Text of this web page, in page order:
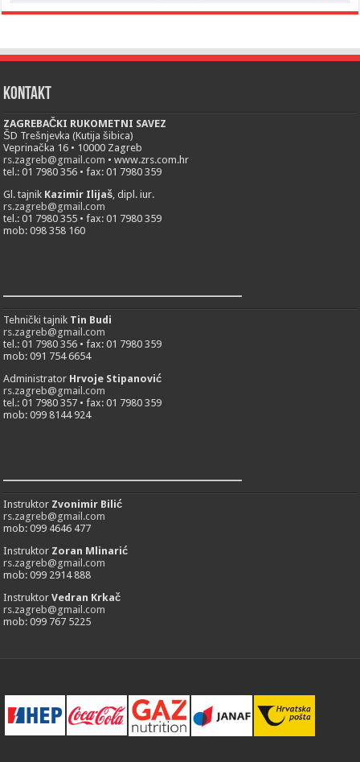
Kontakt
ZAGREBAČKI RUKOMETNI SAVEZ
ŠD Trešnjevka (Kutija šibica)
Veprinačka 16 • 10000 Zagreb
rs.zagreb@gmail.com • www.zrs.com.hr
tel.: 01 7980 356 • fax: 01 7980 359
Gl. tajnik Kazimir Ilijaš , dipl. iur.
rs.zagreb@gmail.com
tel.: 01 7980 355 • fax: 01 7980 359
mob: 098 358 160
Tehnički tajnik Tin Budi
rs.zagreb@gmail.com
tel.: 01 7980 356 • fax: 01 7980 359
mob: 091 754 6654
Administrator Hrvoje Stipanović
rs.zagreb@gmail.com
tel.: 01 7980 357 • fax: 01 7980 359
mob: 099 8144 924
Instruktor Zvonimir Bilić
rs.zagreb@gmail.com
mob: 099 4646 477
Instruktor Zoran Mlinarić
rs.zagreb@gmail.com
mob: 099 2914 888
InstruktorVedran Krkač
rs.zagreb@gmail.com
mob: 099 767 5225